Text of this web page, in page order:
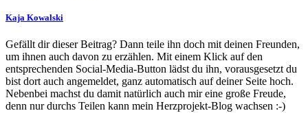
Kaja Kowalski
Gefällt dir dieser Beitrag? Dann teile ihn doch mit deinen Freunden,
um ihnen auch davon zu erzählen. Mit einem Klick auf den
entsprechenden Social-Media-Button lädst du ihn, vorausgesetzt du
bist dort auch angemeldet, ganz automatisch auf deiner Seite hoch.
Nebenbei machst du damit natürlich auch mir eine große Freude,
denn nur durchs Teilen kann mein Herzprojekt-Blog wachsen :-)